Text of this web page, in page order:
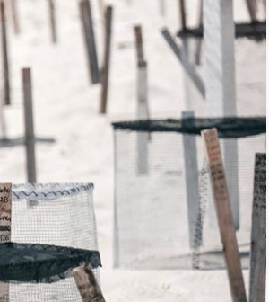
El tráfico aéreo en México se
reconfigura en la primera
mitad de 2026
46 minutos ago